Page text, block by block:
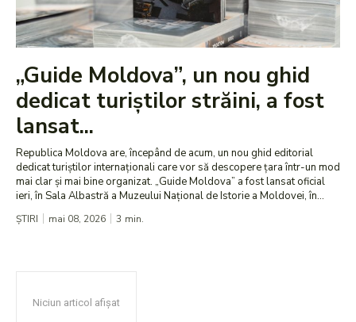
„Guide Moldova”, un nou ghid
dedicat turiștilor străini, a fost
lansat...
Republica Moldova are, începând de acum, un nou ghid editorial
dedicat turiștilor internaționali care vor să descopere țara într-un mod
mai clar și mai bine organizat. „Guide Moldova” a fost lansat oficial
ieri, în Sala Albastră a Muzeului Național de Istorie a Moldovei, în...
ȘTIRI mai 08, 2026 3 min.
Niciun articol afișat